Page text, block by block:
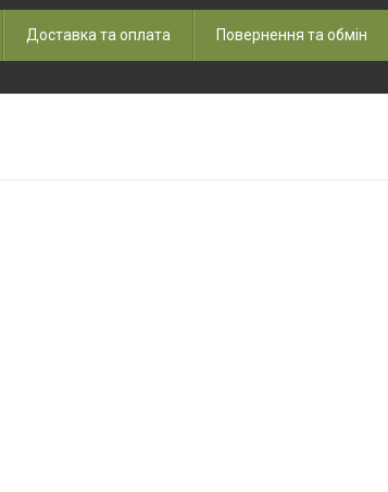
Доставка та оплата Повернення та обмін